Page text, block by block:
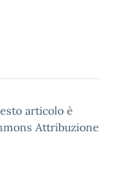
articolo è
Attribuzione